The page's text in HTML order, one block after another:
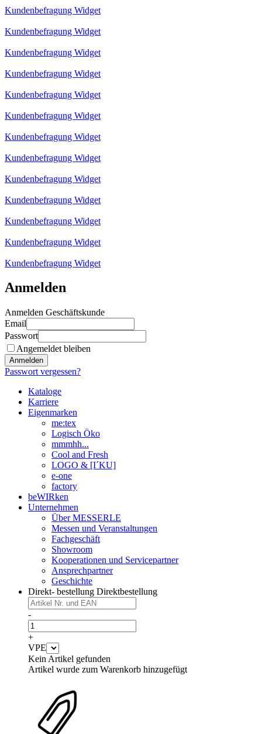
Kundenbefragung Widget
Kundenbefragung Widget
Kundenbefragung Widget
Kundenbefragung Widget
Kundenbefragung Widget
Kundenbefragung Widget
Kundenbefragung Widget
Kundenbefragung Widget
Kundenbefragung Widget
Kundenbefragung Widget
Kundenbefragung Widget
Kundenbefragung Widget
Kundenbefragung Widget
Anmelden
Anmelden Geschäftskunde
Email
Passwort
Angemeldet bleiben
Anmelden
Passwort vergessen?
Kataloge
Karriere
Eigenmarken
me:tex
Logisch Öko
mmmhh...
Cool and Fresh
LOGO & [I´KU]
e-one
factory
beWIRken
Unternehmen
Über MESSERLE
Messen und Veranstaltungen
Fachgeschäft
Showroom
Kooperationen und Servicepartner
Ansprechpartner
Geschichte
Direkt- bestellung Direktbestellung
-
+
VPE
Kein Artikel gefunden
Artikel wurde zum Warenkorb hinzugefügt